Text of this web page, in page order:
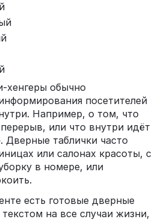
хенгеры обычно
посетителей
Например, о том, что
или что внутри идёт
Дверные таблички часто
или салонах красоты, с
в номере, или
есть готовые дверные
на все случаи жизни,